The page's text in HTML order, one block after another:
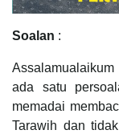
Soalan :
ada satu
memadai
Tarawih dan